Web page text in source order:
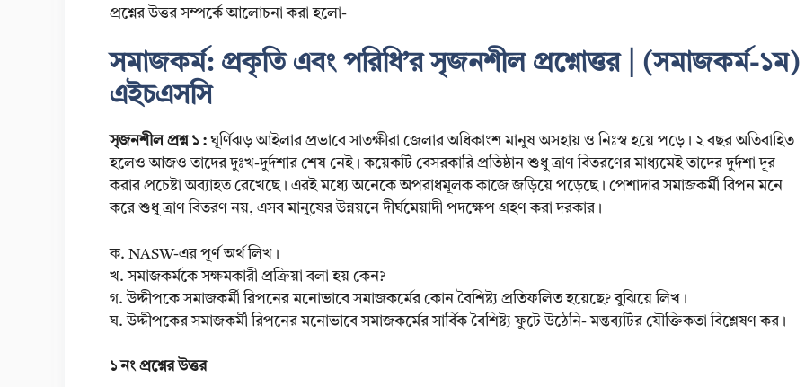
প্রশ্নের উত্তর সম্পর্কে আলোচনা করা হলো-
সমাজকর্ম: প্রকৃতি এবং পরিধি’র সৃজনশীল প্রশ্নোত্তর | (সমাজকর্ম-১ম)
এইচএসসি
সৃজনশীল প্রশ্ন ১ :ঘূর্ণিঝড় আইলার প্রভাবে সাতক্ষীরা জেলার অধিকাংশ মানুষ অসহায় ও নিঃস্ব হয়ে পড়ে। ২ বছর অতিবাহিত
হলেও আজও তাদের দুঃখ-দুর্দশার শেষ নেই। কয়েকটি বেসরকারি প্রতিষ্ঠান শুধু ত্রাণ বিতরণের মাধ্যমেই তাদের দুর্দশা দূর
করার প্রচেষ্টা অব্যাহত রেখেছে। এরই মধ্যে অনেকে অপরাধমূলক কাজে জড়িয়ে পড়েছে। পেশাদার সমাজকর্মী রিপন মনে
করে শুধু ত্রাণ বিতরণ নয়, এসব মানুষের উন্নয়নে দীর্ঘমেয়াদী পদক্ষেপ গ্রহণ করা দরকার।
ক. NASW-এর পূর্ণ অর্থ লিখ।
খ. সমাজকর্মকে সক্ষমকারী প্রক্রিয়া বলা হয় কেন?
গ. উদ্দীপকে সমাজকর্মী রিপনের মনোভাবে সমাজকর্মের কোন বৈশিষ্ট্য প্রতিফলিত হয়েছে? বুঝিয়ে লিখ।
ঘ. উদ্দীপকের সমাজকর্মী রিপনের মনোভাবে সমাজকর্মের সার্বিক বৈশিষ্ট্য ফুটে উঠেনি- মন্তব্যটির যৌক্তিকতা বিশ্লেষণ কর।
১ নং প্রশ্নের উত্তর